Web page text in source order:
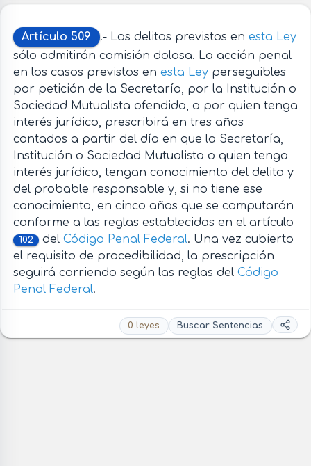
Artículo 509 .- Los delitos previstos en esta Ley
sólo admitirán comisión dolosa. La acción penal
en los casos previstos en esta Leyperseguibles
por petición de la Secretaría, por la Institución o
Sociedad Mutualista ofendida, o por quien tenga
interés jurídico, prescribirá en tres años
contados a partir del día en que la Secretaría,
Institución o Sociedad Mutualista o quien tenga
interés jurídico, tengan conocimiento del delito y
del probable responsable y, si no tiene ese
conocimiento, en cinco años que se computarán
conforme a las reglas establecidas en el artículo
102 del Código Penal Federal. Una vez cubierto
el requisito de procedibilidad, la prescripción
seguirá corriendo según las reglas del Código
Penal Federal.
0 leyes Buscar Sentencias